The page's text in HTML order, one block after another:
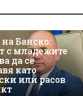
Банско:
с младежите
да се
като
или расов